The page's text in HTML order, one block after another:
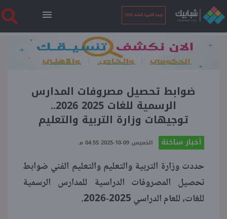
نتيجة الثانوية العامة 2026
الرئيسية
نتيجة الثانوية العامة 2026
أخبار ساخنة
بوابة الطلبة
ضوابط تحصيل مصروفات المدارس
الرسمية للغات 2025 2026..
توجيهات وزارة التربية والتعليم
أخبار ساخنة الخميس 09-10-2025 04:55 مـ
حددت وزارة التربية والتعليم والتعليم الفني ضوابط
تحصيل المصروفات الدراسية للمدارس الرسمية
للغات، للعام الدراسي 2025-2026.